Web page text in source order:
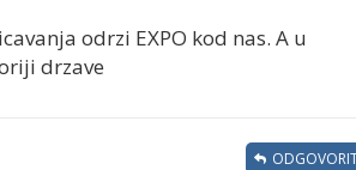
odrzi EXPO kod nas. A u
drzave